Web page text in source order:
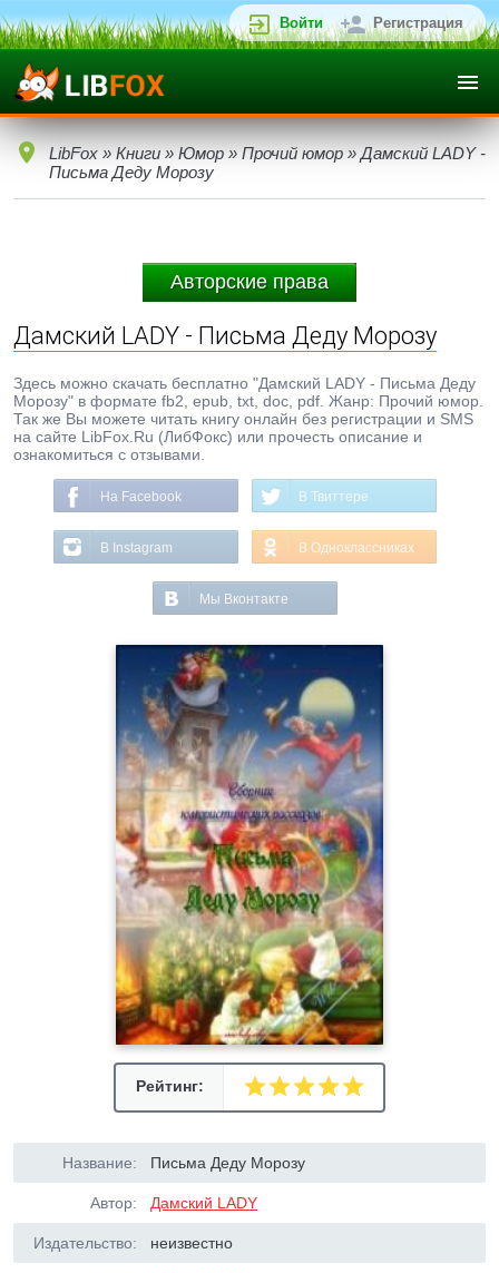
Войти Регистрация
LibFox » Книги » Юмор » Прочий юмор » Дамский LADY -
Письма Деду Морозу
Авторские права
Дамский LADY - Письма Деду Морозу
Здесь можно скачать бесплатно "Дамский LADY - Письма Деду
Морозу" в формате fb2, epub, txt, doc, pdf. Жанр: Прочий юмор.
Так же Вы можете читать книгу онлайн без регистрации и SMS
на сайте LibFox.Ru (ЛибФокс) или прочесть описание и
ознакомиться с отзывами.
На Facebook В Твиттере
В Instagram В Одноклассниках
Мы Вконтакте
Рейтинг:
Название: Письма Деду Морозу
Автор: Дамский LADY
Издательство: неизвестно